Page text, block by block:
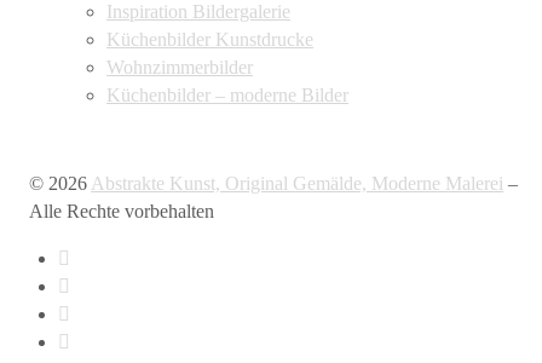
Inspiration Bildergalerie
Küchenbilder Kunstdrucke
Wohnzimmerbilder
Küchenbilder – moderne Bilder
© 2026 Abstrakte Kunst, Original Gemälde, Moderne Malerei –
Alle Rechte vorbehalten